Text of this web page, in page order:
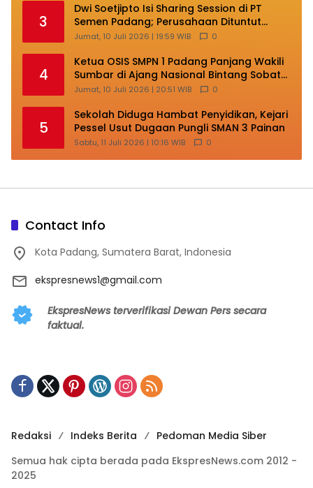
3
Dwi Soetjipto Isi Sharing Session di PT
Semen Padang; Perusahaan Dituntut
Lakukan Transformasi
Jumat, 10 Juli 2026 | 19:59 WIB 0
4
Ketua OSIS SMPN 1 Padang Panjang Wakili
Sumbar di Ajang Nasional Bintang Sobat
SMP
Jumat, 10 Juli 2026 | 20:51 WIB 0
5
Sekolah Diduga Hambat Penyidikan, Kejari
Pessel Usut Dugaan Pungli SMAN 3 Painan
Sabtu, 11 Juli 2026 | 10:16 WIB 0
Contact Info
Kota Padang, Sumatera Barat, Indonesia
ekspresnews1@gmail.com
EkspresNews terverifikasi Dewan Pers secara
faktual.
Redaksi Indeks Berita
Pedoman Media Siber
Semua hak cipta berada pada EkspresNews.com 2012 -
2025